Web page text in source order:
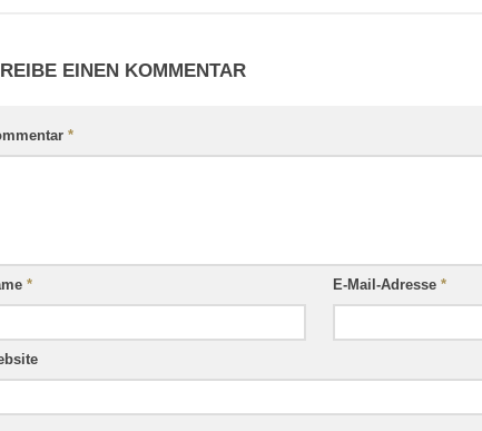
EINEN KOMMENTAR
*
* E-Mail-Adresse*